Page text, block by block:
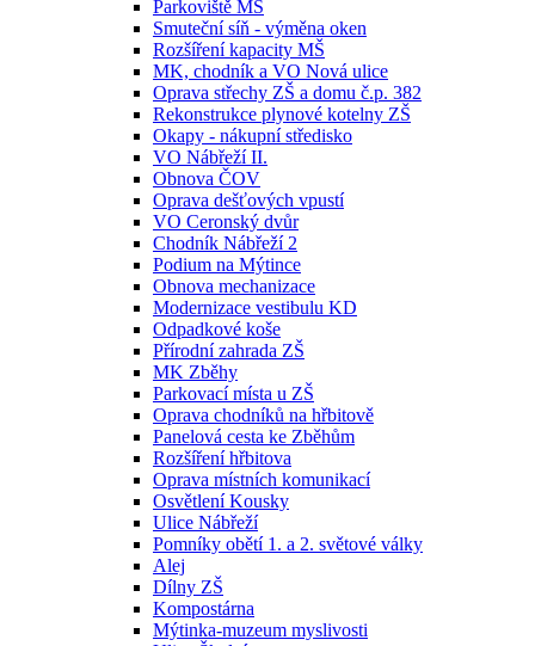
Parkoviště MŠ
Smuteční síň - výměna oken
Rozšíření kapacity MŠ
MK, chodník a VO Nová ulice
Oprava střechy ZŠ a domu č.p. 382
Rekonstrukce plynové kotelny ZŠ
Okapy - nákupní středisko
VO Nábřeží II.
Obnova ČOV
Oprava dešťových vpustí
VO Ceronský dvůr
Chodník Nábřeží 2
Podium na Mýtince
Obnova mechanizace
Modernizace vestibulu KD
Odpadkové koše
Přírodní zahrada ZŠ
MK Zběhy
Parkovací místa u ZŠ
Oprava chodníků na hřbitově
Panelová cesta ke Zběhům
Rozšíření hřbitova
Oprava místních komunikací
Osvětlení Kousky
Ulice Nábřeží
Pomníky obětí 1. a 2. světové války
Alej
Dílny ZŠ
Kompostárna
Mýtinka-muzeum myslivosti